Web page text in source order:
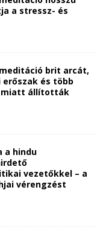
a stressz- és
brit arcát,
erőszak és több
miatt állították
a hindu
vezetőkkel – a
vérengzést